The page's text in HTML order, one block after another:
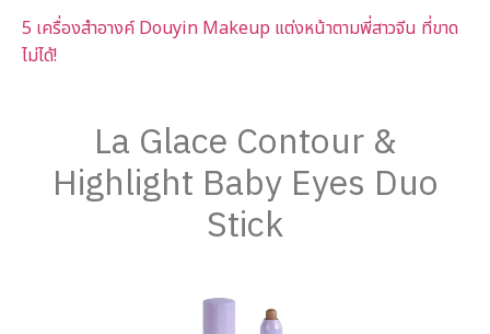
5 เครื่องสำอางค์ Douyin Makeup แต่งหน้าตามพี่สาวจีน ที่ขาด
ไม่ได้!
La Glace Contour &
Highlight Baby Eyes Duo
Stick